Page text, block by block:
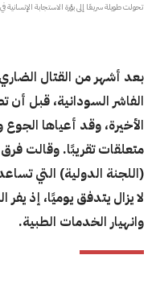
تحولت طويلة سريعًا إلى بؤرة الاستجابة
بعد أشهر من القتال
الفاشر السودانية، قبل أن
الأخيرة، وقد أعياها
متعلقات تقريبًا. وقالت
(اللجنة الدولية) التي
لا يزال يتدفق يوميًا، إذ
وانهيار الخدمات الطبية.